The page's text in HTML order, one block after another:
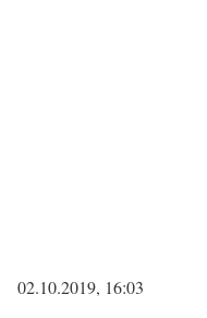
02.10.2019, 16:03